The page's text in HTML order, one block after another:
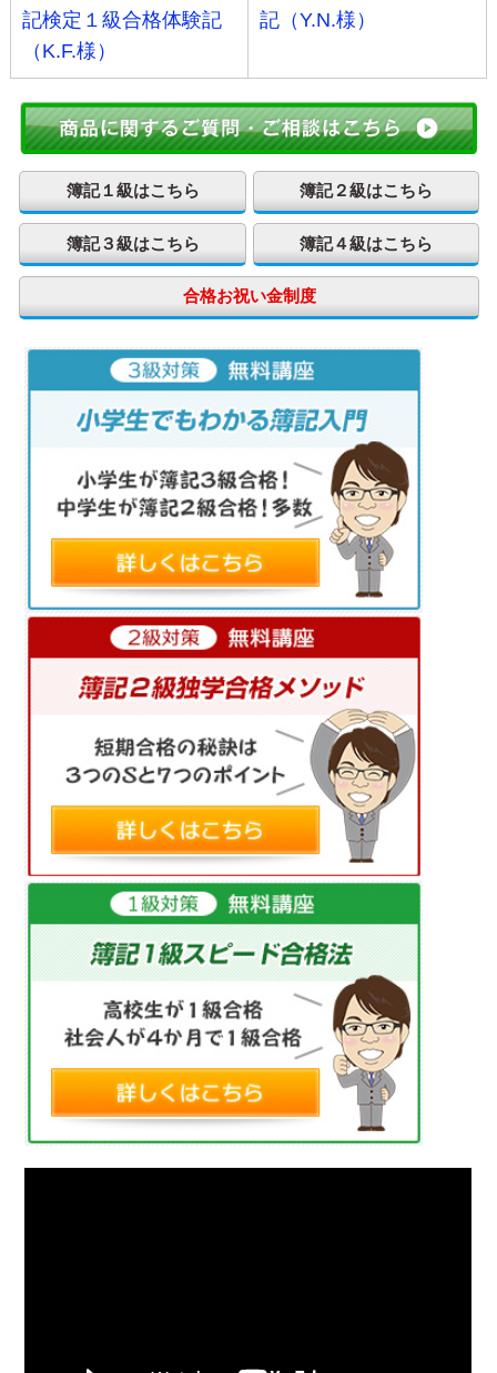
記検定１級合格体験記
（K.F.様）
記（Y.N.様）
簿記１級はこちら 簿記２級はこちら
簿記３級はこちら 簿記４級はこちら
合格お祝い金制度